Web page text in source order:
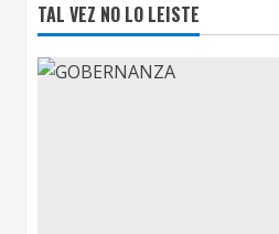
TAL VEZ NO LO LEISTE